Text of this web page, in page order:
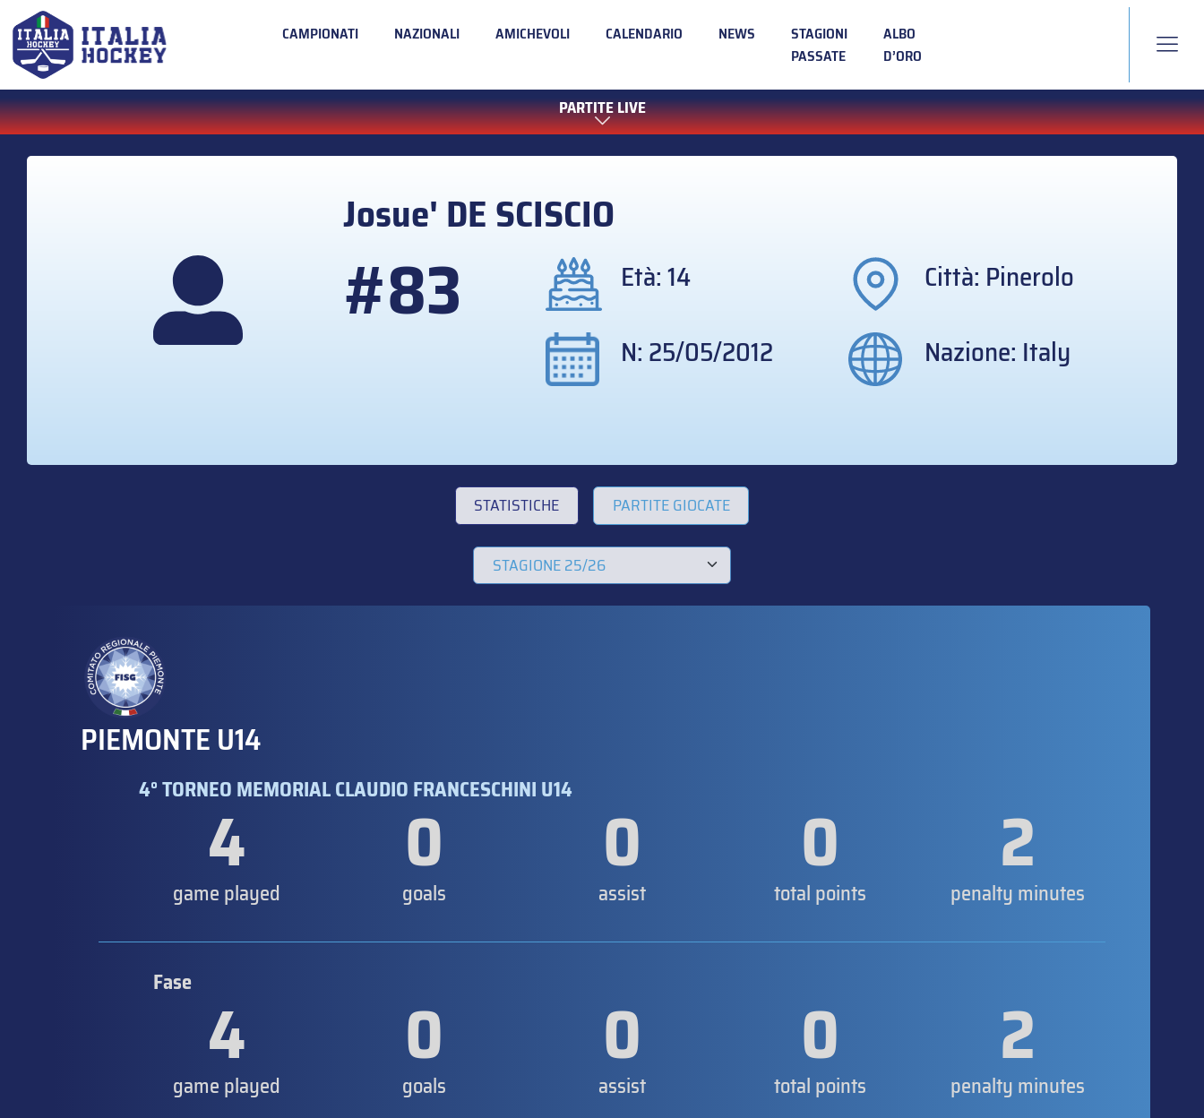
CAMPIONATI NAZIONALI AMICHEVOLI CALENDARIO NEWS
STAGIONI
PASSATE
ALBO
D’ORO
PARTITE LIVE
Josue' DE SCISCIO
#83 Età: 14
Città: Pinerolo
N: 25/05/2012
Nazione: Italy
STATISTICHE PARTITE GIOCATE
PIEMONTE U14
4° TORNEO MEMORIAL CLAUDIO FRANCESCHINI U14
4
game played 0
goals 0
assist 0
total points 2
penalty minutes
Fase 4
game played 0
goals 0
assist 0
total points 2
penalty minutes